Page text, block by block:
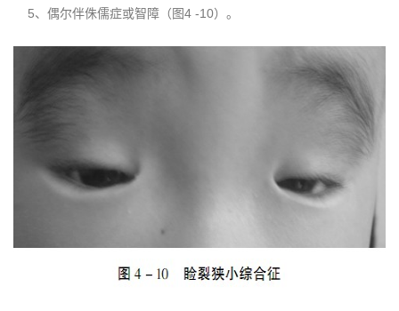
5、偶尔伴侏儒症或智障（图4 -10）。